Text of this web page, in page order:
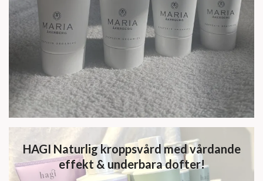
HAGI Naturlig kroppsvård med vårdande
effekt & underbara dofter!